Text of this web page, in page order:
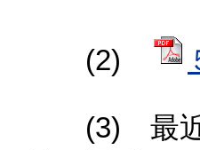
(2)
(3) 最近1